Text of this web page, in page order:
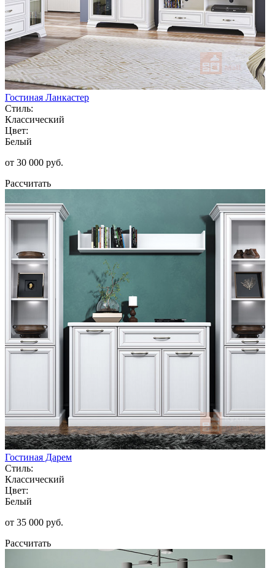
Гостиная Ланкастер
Стиль:
Классический
Цвет:
Белый
от 30 000 руб.
Рассчитать
Гостиная Дарем
Стиль:
Классический
Цвет:
Белый
от 35 000 руб.
Рассчитать